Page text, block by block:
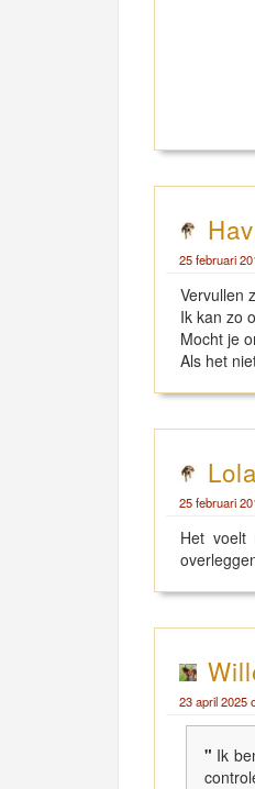
25 februari
Vervullen
Ik kan zo
Mocht je
Als het
Lola
25 februari
Het
23 april 2025
" Ik